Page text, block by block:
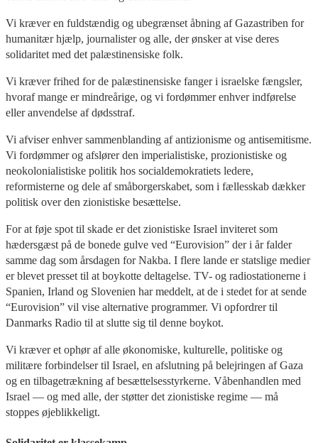
Vi kræver en fuldstændig og ubegrænset åbning af Gazastriben for
humanitær hjælp, journalister og alle, der ønsker at vise deres
solidaritet med det palæstinensiske folk.
Vi kræver frihed for de palæstinensiske fanger i israelske fængsler,
hvoraf mange er mindreårige, og vi fordømmer enhver indførelse
eller anvendelse af dødsstraf.
Vi afviser enhver sammenblanding af antizionisme og antisemitisme.
Vi fordømmer og afslører den imperialistiske, prozionistiske og
neokolonialistiske politik hos socialdemokratiets ledere,
reformisterne og dele af småborgerskabet, som i fællesskab dækker
politisk over den zionistiske besættelse.
For at føje spot til skade er det zionistiske Israel inviteret som
hædersgæst på de bonede gulve ved “Eurovision” der i år falder
samme dag som årsdagen for Nakba. I flere lande er statslige medier
er blevet presset til at boykotte deltagelse. TV- og radiostationerne i
Spanien, Irland og Slovenien har meddelt, at de i stedet for at sende
“Eurovision” vil vise alternative programmer. Vi opfordrer til
Danmarks Radio til at slutte sig til denne boykot.
Vi kræver et ophør af alle økonomiske, kulturelle, politiske og
militære forbindelser til Israel, en afslutning på belejringen af Gaza
og en tilbagetrækning af besættelsesstyrkerne. Våbenhandlen med
Israel — og med alle, der støtter det zionistiske regime — må
stoppes øjeblikkeligt.